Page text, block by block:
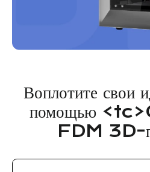
Воплотите свои
помощью
FDM 3D-